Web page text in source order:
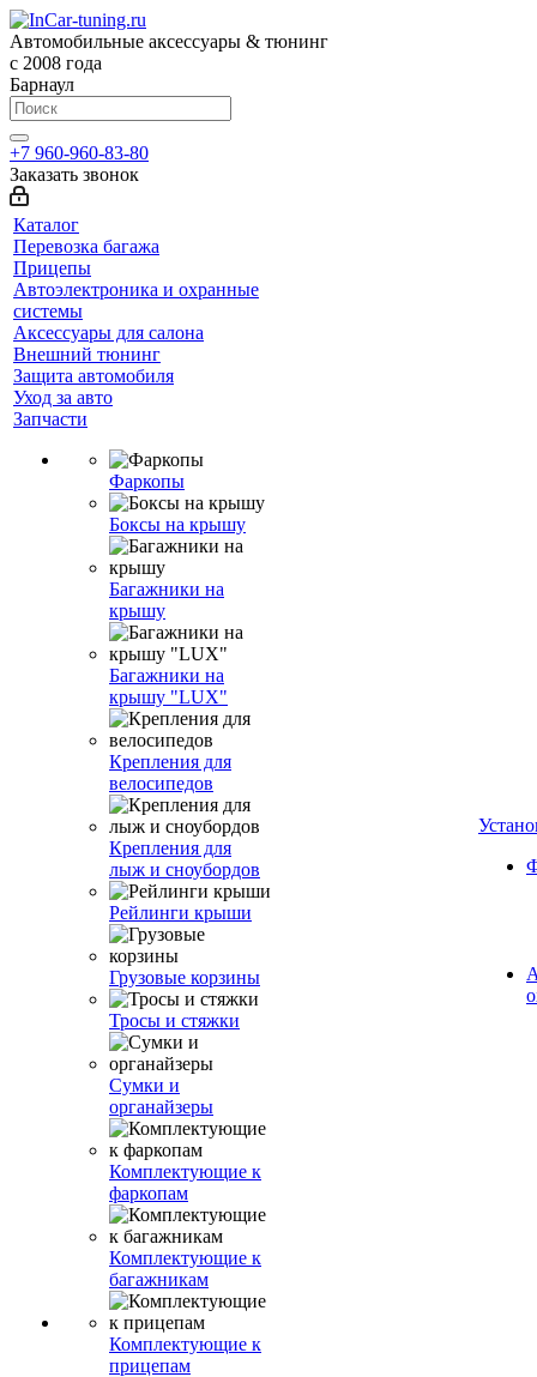
Автомобильные аксессуары & тюнинг
с 2008 года
Барнаул
+7 960-960-83-80
Заказать звонок
Каталог
Перевозка багажа
Прицепы
Автоэлектроника и охранные
системы
Аксессуары для салона
Внешний тюнинг
Защита автомобиля
Уход за авто
Запчасти
Фаркопы
Боксы на крышу
Багажники на
крышу
Багажники на
крышу "LUX"
Крепления для
велосипедов
Крепления для
лыж и сноубордов
Рейлинги крыши
Грузовые корзины
Тросы и стяжки
Сумки и
органайзеры
Комплектующие к
фаркопам
Комплектующие к
багажникам
Комплектующие к
прицепам